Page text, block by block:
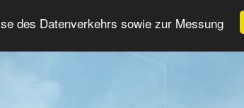
des Datenverkehrs sowie zur Messung
Anmelden